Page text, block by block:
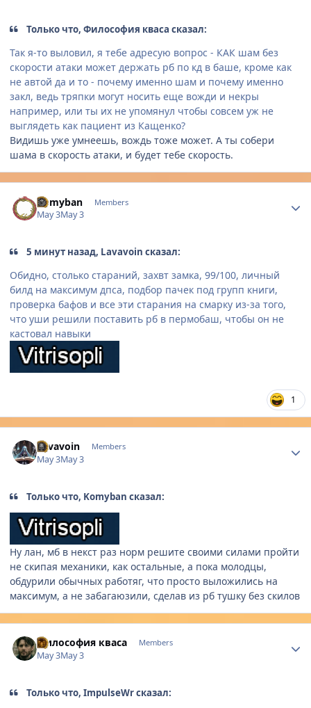
Только что, Философия кваса сказал:
Так я-то выловил, я тебе адресую вопрос - КАК шам без
скорости атаки может держать рб по кд в баше, кроме как
не автой да и то - почему именно шам и почему именно
закл, ведь тряпки могут носить еще вожди и некры
например, или ты их не упомянул чтобы совсем уж не
выглядеть как пациент из Кащенко?
Видишь уже умнеешь, вождь тоже может. А ты собери
шама в скорость атаки, и будет тебе скорость.
Komyban Members
May 3May 3
5 минут назад, Lavavoin сказал:
Обидно, столько стараний, захвт замка, 99/100, личный
билд на максимум дпса, подбор пачек под групп книги,
проверка бафов и все эти старания на смарку из-за того,
что уши решили поставить рб в пермобаш, чтобы он не
кастовал навыки
1
Lavavoin Members
May 3May 3
Только что, Komyban сказал:
Ну лан, мб в некст раз норм решите своими силами пройти
не скипая механики, как остальные, а пока молодцы,
обдурили обычных работяг, что просто выложились на
максимум, а не забагаюзили, сделав из рб тушку без скилов
Философия кваса Members
May 3May 3
Только что, ImpulseWr сказал: